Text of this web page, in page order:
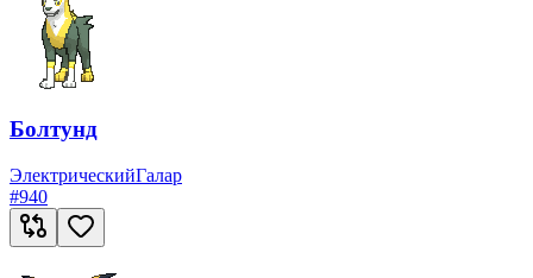
Болтунд
ЭлектрическийГалар
#940